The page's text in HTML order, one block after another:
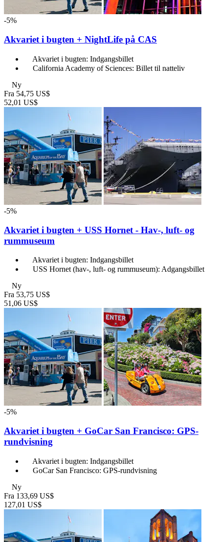
-5%
Akvariet i bugten + NightLife på CAS
Akvariet i bugten: Indgangsbillet
California Academy of Sciences: Billet til natteliv
Ny
Fra 54,75 US$
52,01 US$
-5%
Akvariet i bugten + USS Hornet - Hav-, luft- og
rummuseum
Akvariet i bugten: Indgangsbillet
USS Hornet (hav-, luft- og rummuseum): Adgangsbillet
Ny
Fra 53,75 US$
51,06 US$
-5%
Akvariet i bugten + GoCar San Francisco: GPS-
rundvisning
Akvariet i bugten: Indgangsbillet
GoCar San Francisco: GPS-rundvisning
Ny
Fra 133,69 US$
127,01 US$